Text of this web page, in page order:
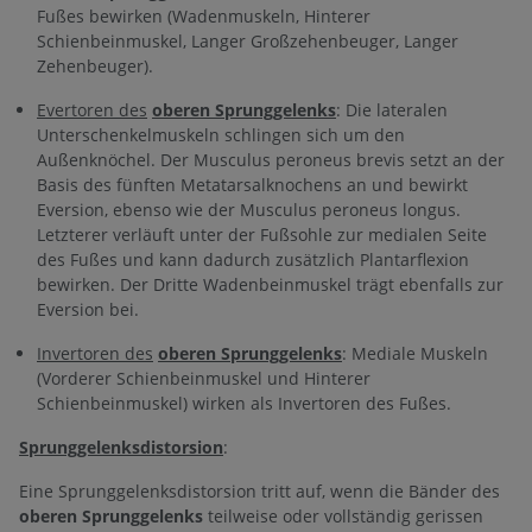
Fußes bewirken (Wadenmuskeln, Hinterer
Schienbeinmuskel, Langer Großzehenbeuger, Langer
Zehenbeuger).
Evertoren des oberen Sprunggelenks: Die lateralen
Unterschenkelmuskeln schlingen sich um den
Außenknöchel. Der Musculus peroneus brevis setzt an der
Basis des fünften Metatarsalknochens an und bewirkt
Eversion, ebenso wie der Musculus peroneus longus.
Letzterer verläuft unter der Fußsohle zur medialen Seite
des Fußes und kann dadurch zusätzlich Plantarflexion
bewirken. Der Dritte Wadenbeinmuskel trägt ebenfalls zur
Eversion bei.
Invertoren des oberen Sprunggelenks: Mediale Muskeln
(Vorderer Schienbeinmuskel und Hinterer
Schienbeinmuskel) wirken als Invertoren des Fußes.
Sprunggelenksdistorsion:
Eine Sprunggelenksdistorsion tritt auf, wenn die Bänder des
oberen Sprunggelenks teilweise oder vollständig gerissen